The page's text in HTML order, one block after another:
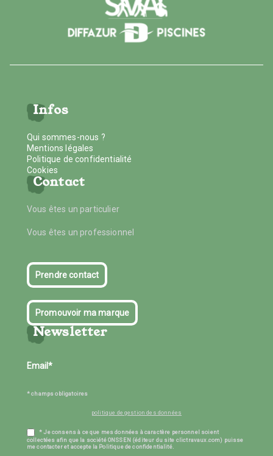
Infos
Qui sommes-nous ?
Mentions légales
Politique de confidentialité
Cookies
Contact
Vous êtes un particulier
Vous êtes un professionnel
Prendre contact
Promouvoir ma marque
Newsletter
* champs obligatoires
politique de gestion des données
* Je consens à ce que mes données à caractère personnel soient
collectées afin que la société ONSSEN (éditeur du site clictravaux.com) puisse
me contacter et accepte la Politique de confidentialité.